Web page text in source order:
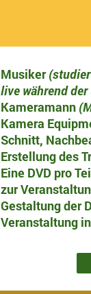
Musiker
live während der
Kameramann
Kamera
Schnitt,
Erstellung des
Eine DVD pro
zur
Gestaltung der
Veranstaltung